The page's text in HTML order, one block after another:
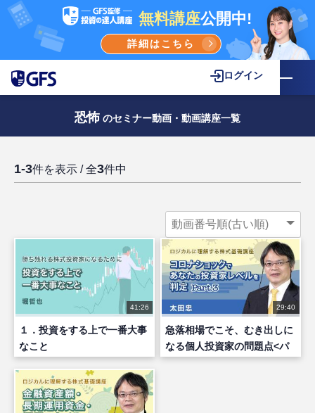
無料講座公開中!
詳細はこちら
ログイン
恐怖 のセミナー動画・動画講座一覧
1-3件を表示 / 全3件中
41:26
１．投資をする上で一番大事
なこと
29:40
急落相場でこそ、むき出しに
なる個人投資家の問題点<パ
ート３>